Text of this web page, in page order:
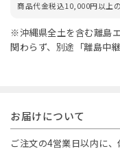
商品代金税込10,000円以上
※沖縄県全土を含む離島
関わらず、別途「離島中
お届けについて
ご注文の4営業日以内に、